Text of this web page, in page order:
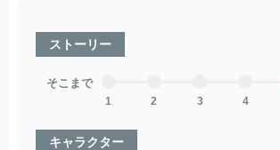
ストーリー
そこまで
1 2 3 4
キャラクター